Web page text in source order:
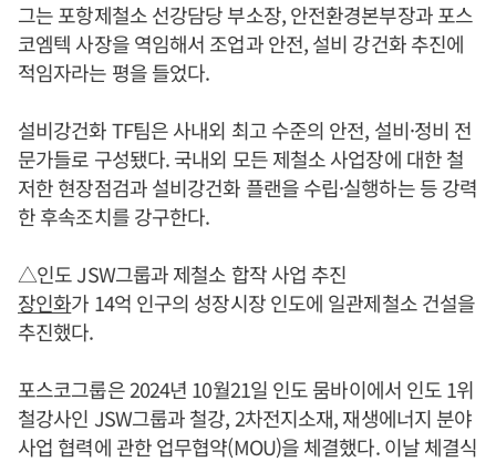
그는 포항제철소 선강담당 부소장, 안전환경본부장과 포스
코엠텍 사장을 역임해서 조업과 안전, 설비 강건화 추진에
적임자라는 평을 들었다.
설비강건화 TF팀은 사내외 최고 수준의 안전, 설비·정비 전
문가들로 구성됐다. 국내외 모든 제철소 사업장에 대한 철
저한 현장점검과 설비강건화 플랜을 수립·실행하는 등 강력
한 후속조치를 강구한다.
△인도 JSW그룹과 제철소 합작 사업 추진
장인화가 14억 인구의 성장시장 인도에 일관제철소 건설을
추진했다.
포스코그룹은 2024년 10월21일 인도 뭄바이에서 인도 1위
철강사인 JSW그룹과 철강, 2차전지소재, 재생에너지 분야
사업 협력에 관한 업무협약(MOU)을 체결했다. 이날 체결식